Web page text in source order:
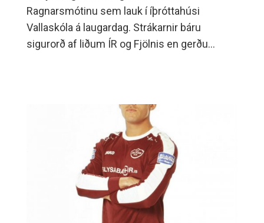
Ragnarsmótinu sem lauk í íþróttahúsi
Vallaskóla á laugardag. Strákarnir báru
sigurorð af liðum ÍR og Fjölnis en gerðu
Framarar unnu alla leiki sína á mótinu.